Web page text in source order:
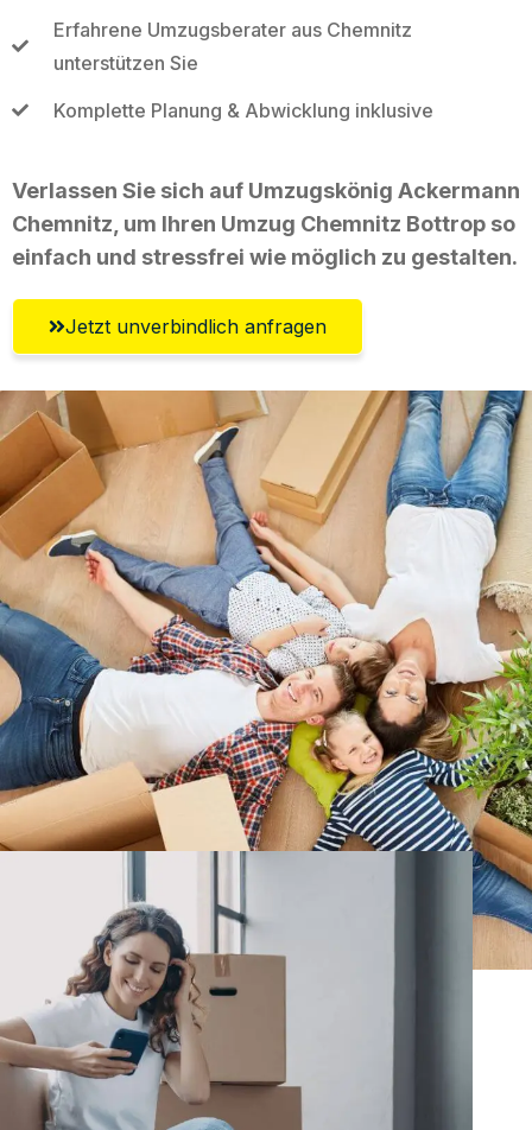
Erfahrene Umzugsberater aus Chemnitz
unterstützen Sie
Komplette Planung & Abwicklung inklusive
Verlassen Sie sich auf Umzugskönig Ackermann
Chemnitz, um Ihren Umzug Chemnitz Bottrop so
einfach und stressfrei wie möglich zu gestalten.
Jetzt unverbindlich anfragen